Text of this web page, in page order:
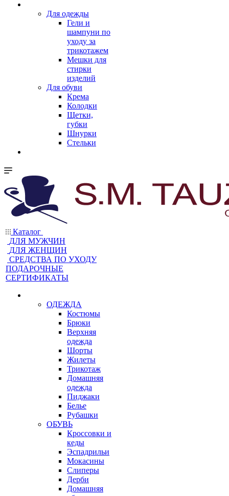
Для одежды
Гели и
шампуни по
уходу за
трикотажем
Мешки для
стирки
изделий
Для обуви
Крема
Колодки
Щетки,
губки
Шнурки
Стельки
Каталог
ДЛЯ МУЖЧИН
ДЛЯ ЖЕНЩИН
CРЕДСТВА ПО УХОДУ
ПОДАРОЧНЫЕ
СЕРТИФИКАТЫ
ОДЕЖДА
Костюмы
Брюки
Верхняя
одежда
Шорты
Жилеты
Трикотаж
Домашняя
одежда
Пиджаки
Белье
Рубашки
ОБУВЬ
Кроссовки и
кеды
Эспадрильи
Мокасины
Слиперы
Дерби
Домашняя